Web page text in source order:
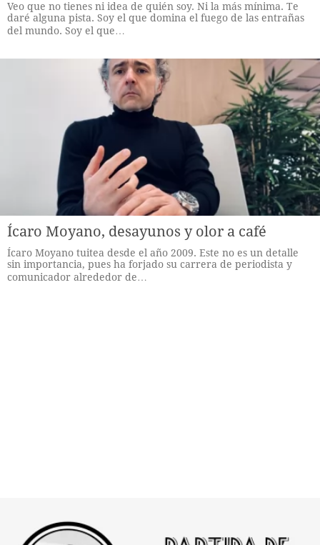
Veo que no tienes ni idea de quién soy. Ni la más mínima. Te
daré alguna pista. Soy el que domina el fuego de las entrañas
del mundo. Soy el que…
Ícaro Moyano, desayunos y olor a café
Ícaro Moyano tuitea desde el año 2009. Este no es un detalle
sin importancia, pues ha forjado su carrera de periodista y
comunicador alrededor de…